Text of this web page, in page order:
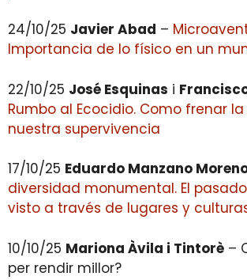
24/10/25 Javier Abad –
Importancia de lo físico en un
22/10/25 José Esquinas i
Rumbo al Ecocidio. Como frenar
nuestra supervivencia
17/10/25 Eduardo Manzano
diversidad monumental. El
visto a través de lugares y
10/10/25 Mariona Àvila i Tintorè –
per rendir millor?